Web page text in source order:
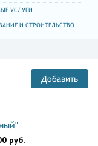
УСЛУГИ
И СТРОИТЕЛЬСТВО
Добавить
руб.